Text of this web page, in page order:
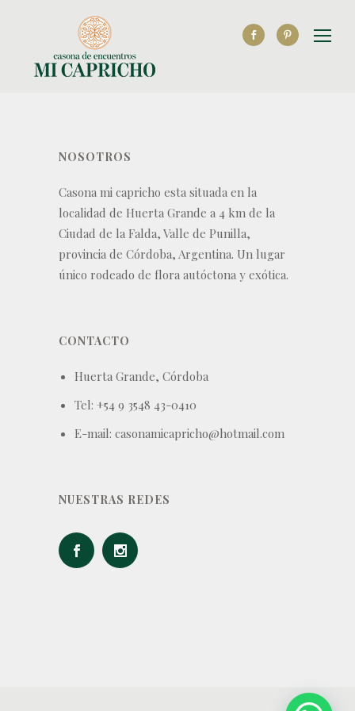
NOSOTROS
Casona mi capricho esta situada en la
localidad de Huerta Grande a 4 km de la
Ciudad de la Falda, Valle de Punilla,
provincia de Córdoba, Argentina. Un lugar
único rodeado de flora autóctona y exótica.
CONTACTO
Huerta Grande, Córdoba
Tel: +54 9 3548 43-0410
E-mail: casonamicapricho@hotmail.com
NUESTRAS REDES